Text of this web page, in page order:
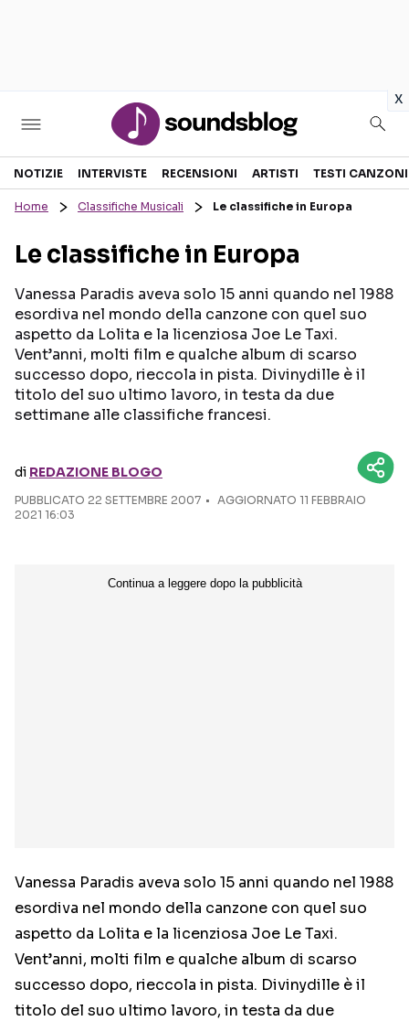
x
Sezioni
RECENSIONI MUSICALI
INTERVISTE
GOSSIP E CURIOSITÀ
TESTI CANZONI
TOUR ED EVENTI
TALENT SHOW
NOTIZIE INTERVISTE RECENSIONI ARTISTI TESTI CANZONI
Home Classifiche Musicali Le classifiche in Europa
Le classifiche in Europa
Vanessa Paradis aveva solo 15 anni quando nel 1988
esordiva nel mondo della canzone con quel suo
aspetto da Lolita e la licenziosa Joe Le Taxi.
Vent’anni, molti film e qualche album di scarso
successo dopo, rieccola in pista. Divinydille è il
titolo del suo ultimo lavoro, in testa da due
settimane alle classifiche francesi.
di REDAZIONE BLOGO
PUBBLICATO 22 SETTEMBRE 2007
AGGIORNATO 11 FEBBRAIO
2021 16:03
Vanessa Paradis aveva solo 15 anni quando nel 1988
esordiva nel mondo della canzone con quel suo
aspetto da Lolita e la licenziosa Joe Le Taxi.
Vent’anni, molti film e qualche album di scarso
successo dopo, rieccola in pista. Divinydille è il
titolo del suo ultimo lavoro, in testa da due